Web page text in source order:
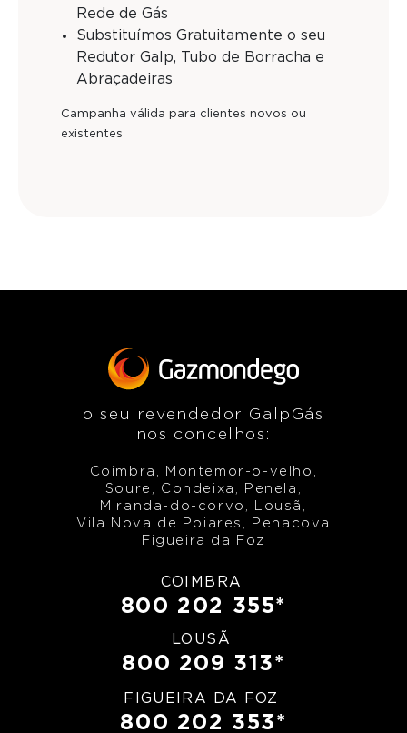
Rede de Gás
Substituímos Gratuitamente o seu
Redutor Galp, Tubo de Borracha e
Abraçadeiras
Campanha válida para clientes novos ou
existentes
o seu revendedor GalpGás
nos concelhos:
Coimbra, Montemor-o-velho,
Soure, Condeixa, Penela,
Miranda-do-corvo, Lousã,
Vila Nova de Poiares, Penacova
Figueira da Foz
COIMBRA
800 202 355*
LOUSÃ
800 209 313*
FIGUEIRA DA FOZ
800 202 353*